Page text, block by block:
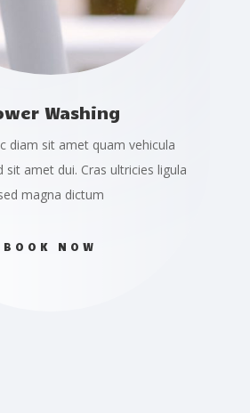
Washing
diam sit amet quam vehicula
sit amet dui. Cras ultricies ligula
magna dictum
BOOK NOW